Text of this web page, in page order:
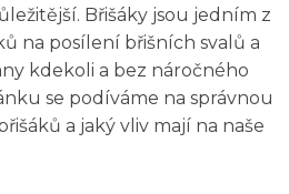
Břišáky jsou jedním z
na posílení břišních svalů a
kdekoli a bez náročného
se podíváme na správnou
a jaký vliv mají na naše